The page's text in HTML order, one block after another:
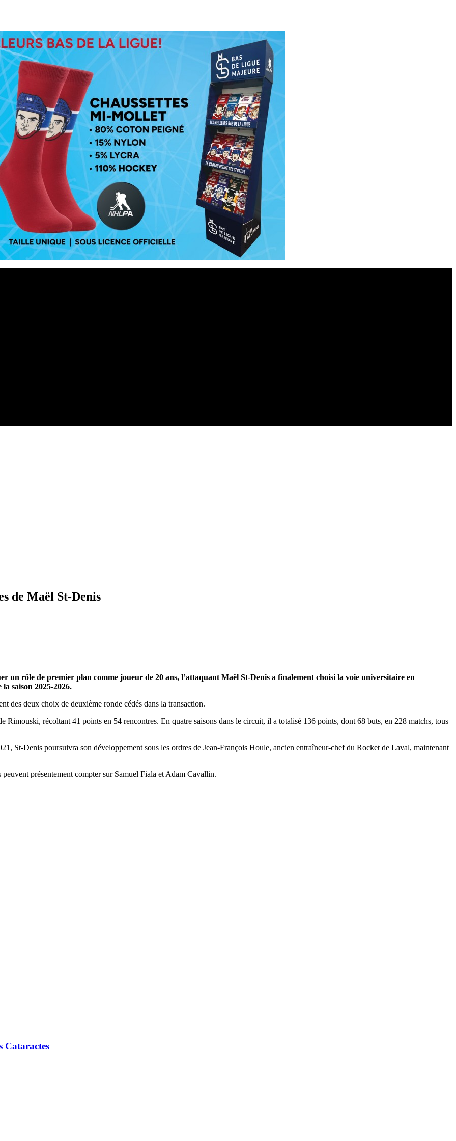
de Maël St-Denis
un rôle de premier plan comme joueur de 20 ans, l’attaquant Maël St-Denis a finalement choisi la voie universitaire en
saison 2025-2026.
des deux choix de deuxième ronde cédés dans la transaction.
Rimouski, récoltant 41 points en 54 rencontres. En quatre saisons dans le circuit, il a totalisé 136 points, dont 68 buts, en 228 matchs, tous
St-Denis poursuivra son développement sous les ordres de Jean-François Houle, ancien entraîneur-chef du Rocket de Laval, maintenant
présentement compter sur Samuel Fiala et Adam Cavallin.
Cataractes